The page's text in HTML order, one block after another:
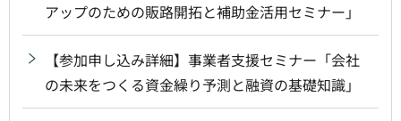
アップのための販路開拓と補助金活用セミナー」
【参加申し込み詳細】事業者支援セミナー「会社
の未来をつくる資金繰り予測と融資の基礎知識」